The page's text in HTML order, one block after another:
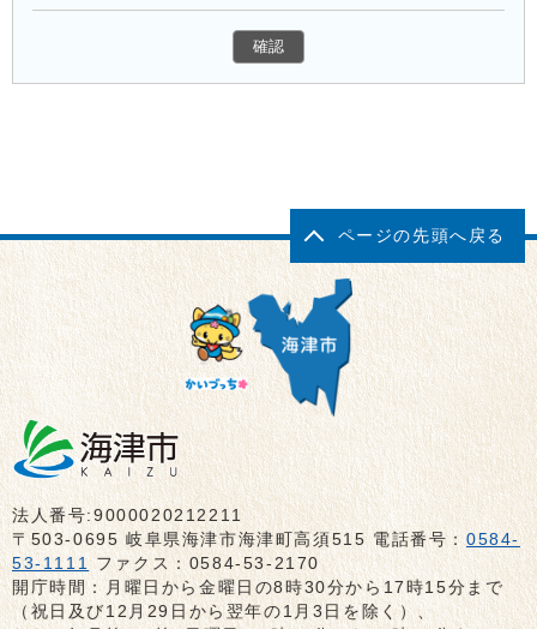
ページの先頭へ戻る
法人番号:9000020212211
〒503-0695 岐阜県海津市海津町高須515 電話番号：0584-
53-1111 ファクス：0584-53-2170
開庁時間：月曜日から金曜日の8時30分から17時15分まで
（祝日及び12月29日から翌年の1月3日を除く）、